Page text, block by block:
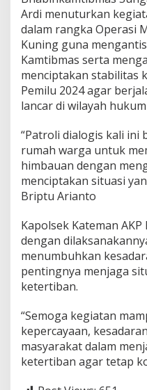
k
a
n
S
i
t
k
a
m
i
m
a
s
r
S
e
n
i
a
s
a
A
Ardi menuturkan
dalam rangka Operasi
Kuning guna
Kamtibmas serta
menciptakan stabilitas
Pemilu 2024 agar
lancar di wilayah
“Patroli dialogis kali ini
rumah warga untuk
himbauan dengan
menciptakan situasi
Briptu Arianto
Kapolsek Kateman
dengan
menumbuhkan
pentingnya menjaga
ketertiban.
“Semoga kegiatan
kepercayaan,
masyarakat dalam
ketertiban agar tetap